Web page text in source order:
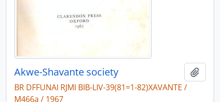
Akwe-Shavante society
BR DFFUNAI RJMI BIB-LIV-39(81=1-82)XAVANTE /
M466a / 1967